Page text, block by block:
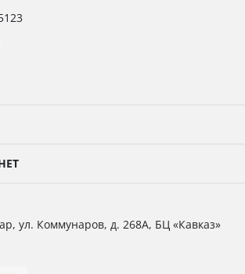
ул. Коммунаров, д. 268А, БЦ «Кавказ»